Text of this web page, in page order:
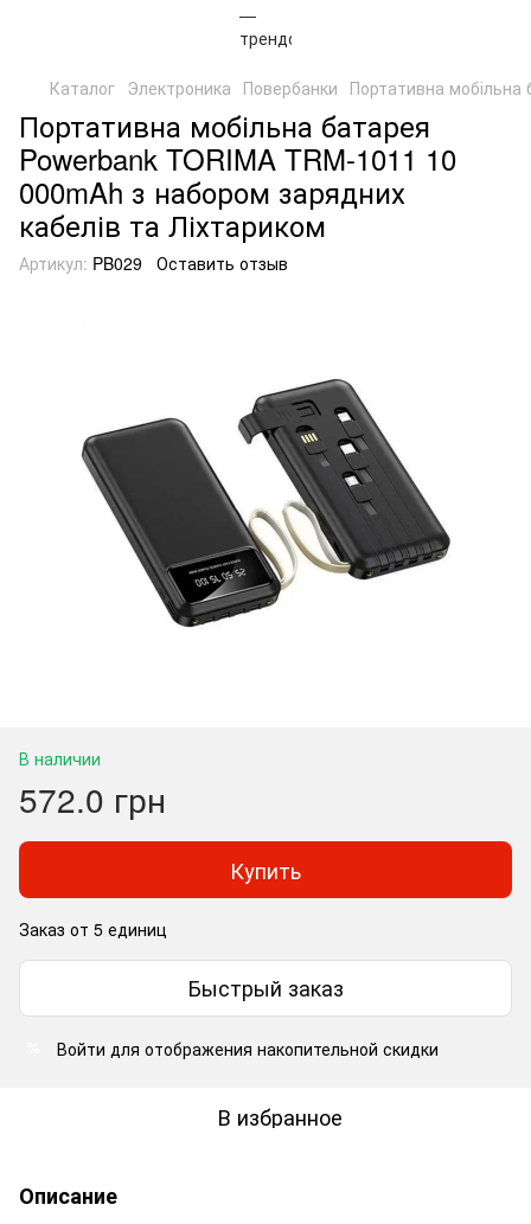
Каталог Электроника Повербанки Портативна мобільна
Портативна мобільна батарея
Powerbank TORIMA TRM-1011 10
000mAh з набором зарядних
кабелів та Ліхтариком
Артикул: PB029 Оставить отзыв
В наличии
572.0 грн
Купить
Заказ от 5 единиц
Быстрый заказ
Войти для отображения накопительной скидки
В избранное
Описание